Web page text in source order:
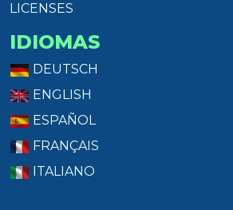
LICENSES
IDIOMAS
DEUTSCH
ENGLISH
ESPAÑOL
FRANÇAIS
ITALIANO